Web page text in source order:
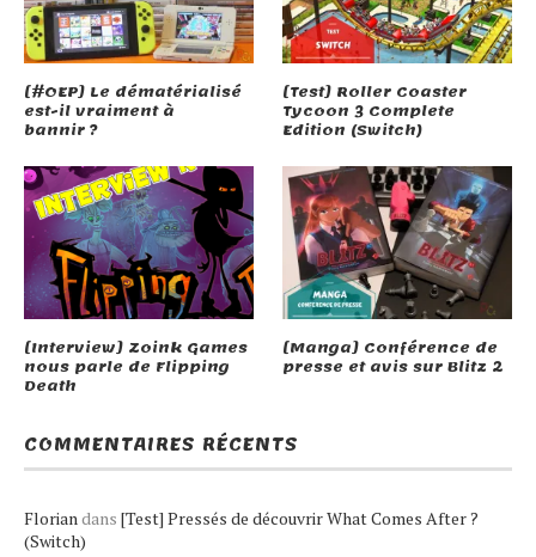
[#OEP] Le dématérialisé
est-il vraiment à
bannir ?
[Test] Roller Coaster
Tycoon 3 Complete
Edition (Switch)
[Interview] Zoink Games
nous parle de Flipping
Death
[Manga] Conférence de
presse et avis sur Blitz 2
COMMENTAIRES RÉCENTS
Floriandans [Test] Pressés de découvrir What Comes After ?
(Switch)